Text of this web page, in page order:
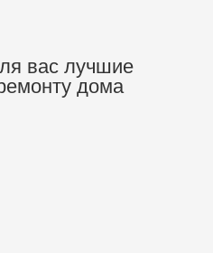
вас лучшие
дома